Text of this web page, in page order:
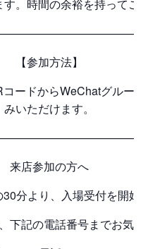
す。時間の余裕を持ってご
【参加方法】
ードからWeChatグルー
みいただけます。
来店参加の方へ
分より、入場受付を開始
下記の電話番号までお気